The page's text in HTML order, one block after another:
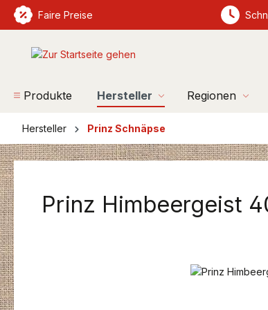
Zur Hauptnavigation springen
Faire Preise
Produkte Hersteller Regionen
Hersteller Prinz Schnäpse
Prinz Himbeergeist
Bildergalerie überspringen